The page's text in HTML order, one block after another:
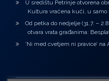
U središtu Petrinje otvorena
Kultura vraćena kući, u samo
Od petka do nedjelje (31.7. –
otvara vrata građanima:
‘Ni med cvetjem ni pravice’